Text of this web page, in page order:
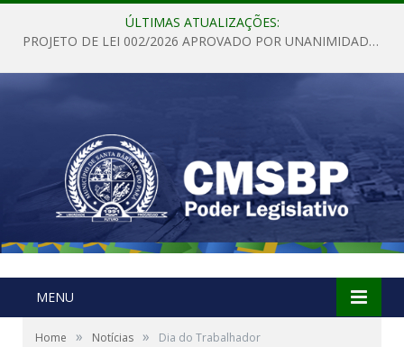
ÚLTIMAS ATUALIZAÇÕES:
PROJETO DE LEI 002/2026 APROVADO POR UNANIMIDADE EM SESSÃO ORDINÁRIA NESTA QUINTA – FEIRA 28 DE MAIO DE 2026
MENU
Home » Notícias » Dia do Trabalhador